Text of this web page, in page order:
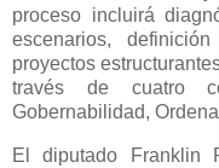
proceso incluirá
escenarios,
proyectos
través de cuatro
Gobernabilidad,
El diputado Franklin